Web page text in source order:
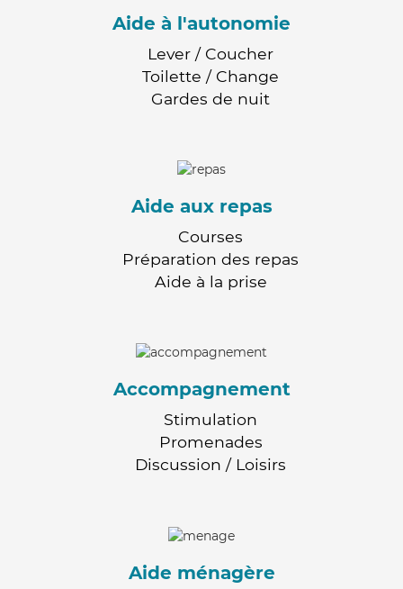
Aide à l'autonomie
Lever / Coucher
Toilette / Change
Gardes de nuit
Aide aux repas
Courses
Préparation des repas
Aide à la prise
Accompagnement
Stimulation
Promenades
Discussion / Loisirs
Aide ménagère